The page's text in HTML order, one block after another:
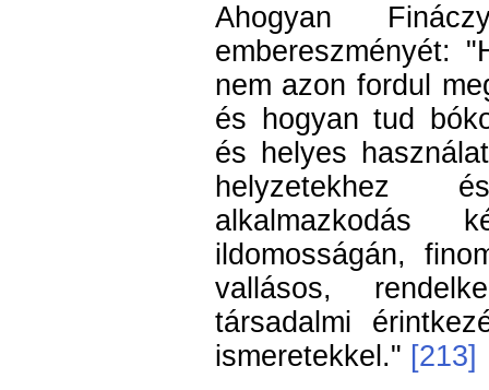
Ahogyan
embereszményét:
nem azon fordul
és hogyan tud
és helyes
helyzetekhez
alkalmazkodás
ildomosságán,
vallásos,
társadalmi
ismeretekkel." [213]